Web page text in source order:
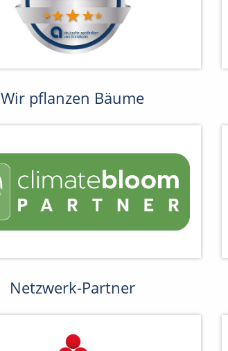
Wir pflanzen Bäume
Netzwerk-Partner